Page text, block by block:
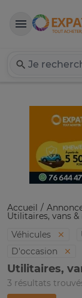
Accueil
Utilitaires, vans
Véhicules
D'occasion
Utilitaires,
3 résultats